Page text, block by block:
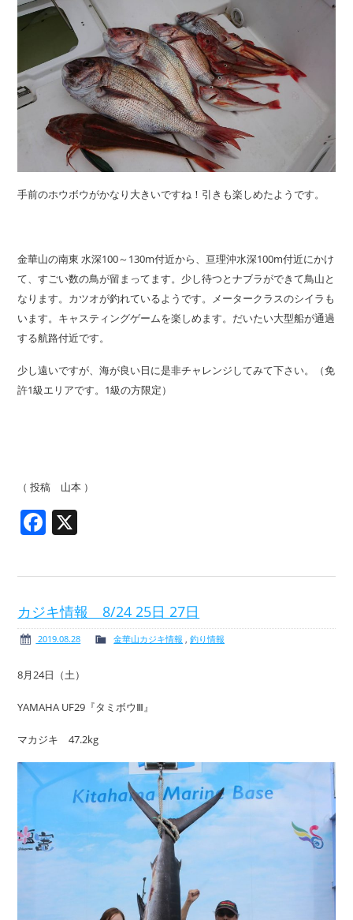
手前のホウボウがかなり大きいですね！引きも楽しめたようです。
金華山の南東 水深100～130m付近から、亘理沖水深100m付近にかけ
て、すごい数の鳥が留まってます。少し待つとナブラができて鳥山と
なります。カツオが釣れているようです。メータークラスのシイラも
います。キャスティングゲームを楽しめます。だいたい大型船が通過
する航路付近です。
少し遠いですが、海が良い日に是非チャレンジしてみて下さい。（免
許1級エリアです。1級の方限定）
（ 投稿 山本 ）
Facebook
カジキ情報 8/24 25日 27日
2019.08.28 金華山カジキ情報 ,釣り情報
8月24日（土）
YAMAHA UF29『タミボウⅢ』
マカジキ 47.2kg